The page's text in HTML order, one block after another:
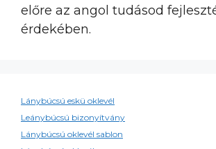
előre az angol tudásod
érdekében.
Lánybúcsú eskü oklevél
Leánybúcsú bizonyítvány
Lánybúcsú oklevél sablon